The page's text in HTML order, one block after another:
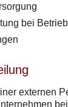
bei
externen